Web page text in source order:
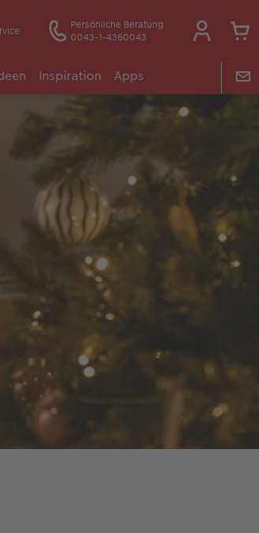
Persönliche Beratung
0043-1-4360043
Inspiration Apps